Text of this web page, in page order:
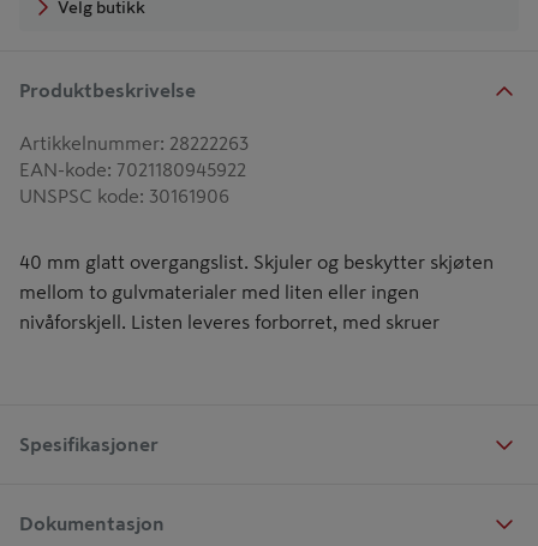
Velg butikk
Produktbeskrivelse
Artikkelnummer: 28222263
EAN-kode: 7021180945922
UNSPSC kode: 30161906
40 mm glatt overgangslist. Skjuler og beskytter skjøten
mellom to gulvmaterialer med liten eller ingen
nivåforskjell. Listen leveres forborret, med skruer
Spesifikasjoner
Dokumentasjon